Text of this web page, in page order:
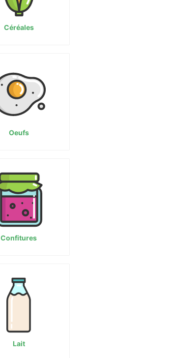
Céréales
Oeufs
Confitures
Lait